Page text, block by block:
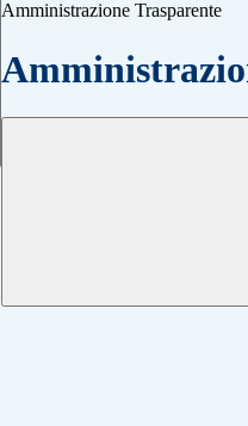
Amministrazione Trasparente